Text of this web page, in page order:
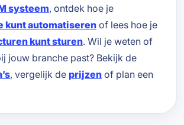
systeem, ontdek hoe je
kunt automatiseren of lees hoe je
kunt sturen. Wil je weten of
jouw branche past? Bekijk de
, vergelijk de prijzen of plan een